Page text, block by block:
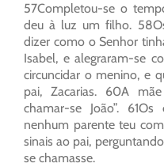
57Completou-se o
deu à luz um filho.
dizer como o Senhor
Isabel, e alegraram-se
circuncidar o menino, e
pai, Zacarias. 60A
chamar-se João”.
nenhum parente teu
sinais ao pai,
se chamasse.